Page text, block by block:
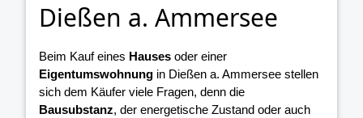
Dießen a. Ammersee
Beim Kauf eines Hauses oder einer
Eigentumswohnung in Dießen a. Ammersee stellen
sich dem Käufer viele Fragen, denn die
Bausubstanz, der energetische Zustand oder auch